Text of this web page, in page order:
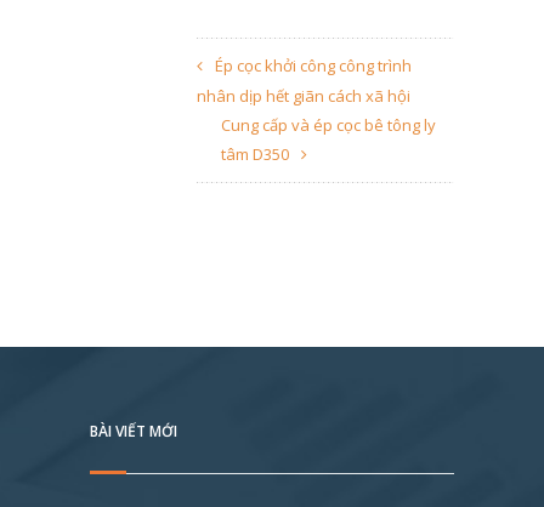
Ép cọc khởi công công trình
nhân dịp hết giãn cách xã hội
Cung cấp và ép cọc bê tông ly
tâm D350
BÀI VIẾT MỚI